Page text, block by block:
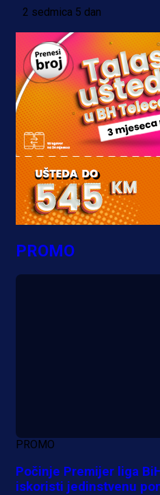
2 sedmica 5 dan
PROMO
PROMO
Počinje Premijer liga
iskoristi jedinstvenu